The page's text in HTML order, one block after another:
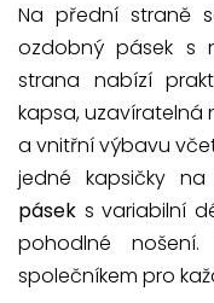
Na přední straně
ozdobný pásek s
strana nabízí
kapsa, uzavíratelná
a vnitřní výbavu
jedné kapsičky na
pásek s variabilní
pohodlné
společníkem pro